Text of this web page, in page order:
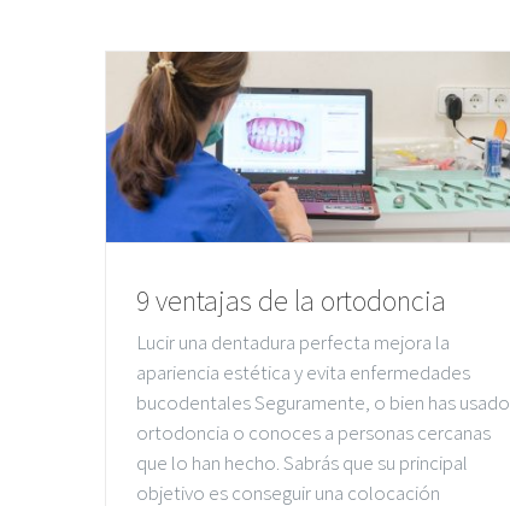
9 ventajas de la ortodoncia
Lucir una dentadura perfecta mejora la
apariencia estética y evita enfermedades
bucodentales Seguramente, o bien has usado
ortodoncia o conoces a personas cercanas
que lo han hecho. Sabrás que su principal
objetivo es conseguir una colocación